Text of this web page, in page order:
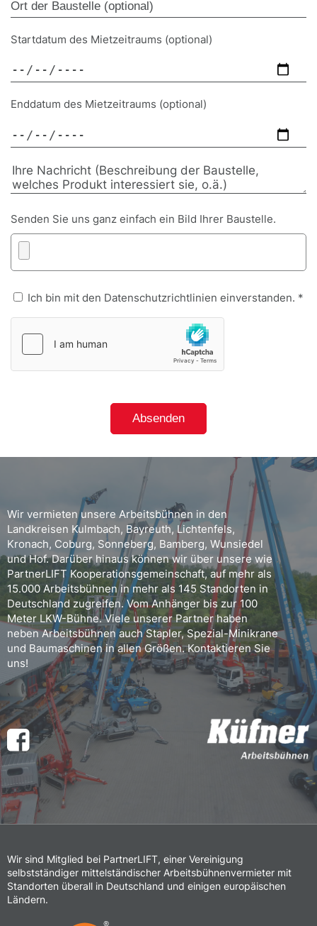
Startdatum des Mietzeitraums (optional)
Enddatum des Mietzeitraums (optional)
Senden Sie uns ganz einfach ein Bild Ihrer Baustelle.
Ich bin mit den Datenschutzrichtlinien einverstanden. *
Wir vermieten unsere Arbeitsbühnen in den
Landkreisen Kulmbach, Bayreuth, Lichtenfels,
Kronach, Coburg, Sonneberg, Bamberg, Wunsiedel
und Hof. Darüber hinaus können wir über unsere wie
PartnerLIFT Kooperationsgemeinschaft, auf mehr als
15.000 Arbeitsbühnen in mehr als 145 Standorten in
Deutschland zugreifen. Vom Anhänger bis zur 100
Meter LKW-Bühne. Viele unserer Partner haben
neben Arbeitsbühnen auch Stapler, Spezial-Minikrane
und Baumaschinen in allen Größen. Kontaktieren Sie
uns!
Wir sind Mitglied bei PartnerLIFT, einer Vereinigung
selbstständiger mittelständischer Arbeitsbühnenvermieter mit
Standorten überall in Deutschland und einigen europäischen
Ländern.